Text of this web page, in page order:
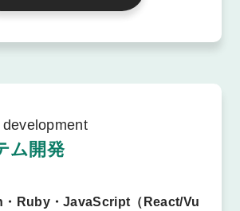
ム開発
・Ruby・JavaScript（React/Vu